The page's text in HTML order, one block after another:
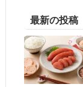
最新の投稿